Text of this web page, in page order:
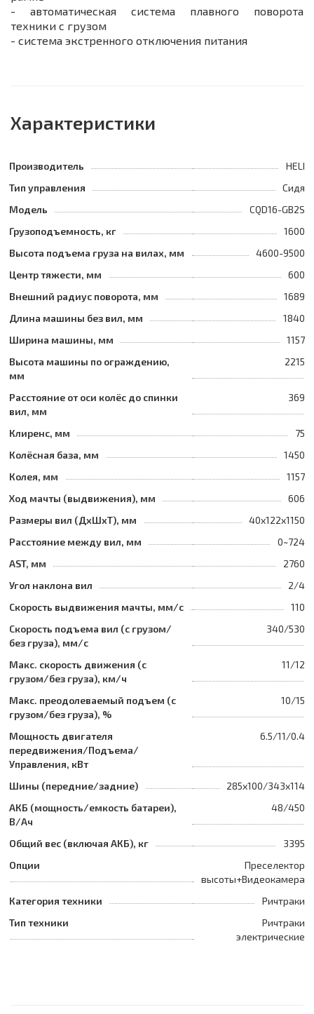
- автоматическая система плавного поворота
техники с грузом
- система экстренного отключения питания
Характеристики
Производитель
HELI
Тип управления
Сидя
Модель
CQD16-GB2S
Грузоподъемность, кг
1600
Высота подъема груза на вилах, мм
4600-9500
Центр тяжести, мм
600
Внешний радиус поворота, мм
1689
Длина машины без вил, мм
1840
Ширина машины, мм
1157
Высота машины по ограждению,
мм
2215
Расстояние от оси колёс до спинки
вил, мм
369
Клиренс, мм
75
Колёсная база, мм
1450
Колея, мм
1157
Ход мачты (выдвижения), мм
606
Размеры вил (ДхШхТ), мм
40x122x1150
Расстояние между вил, мм
0~724
AST, мм
2760
Угол наклона вил
2/4
Скорость выдвижения мачты, мм/с
110
Скорость подъема вил (с грузом/
без груза), мм/с
340/530
Макс. скорость движения (с
грузом/без груза), км/ч
11/12
Макс. преодолеваемый подъем (с
грузом/без груза), %
10/15
Мощность двигателя
передвижения/Подъема/
Управления, кВт
6.5/11/0.4
Шины (передние/задние)
285x100/343x114
АКБ (мощность/емкость батареи),
В/Ач
48/450
Общий вес (включая АКБ), кг
3395
Опции
Преселектор
высоты+Видеокамера
Категория техники
Ричтраки
Тип техники
Ричтраки
электрические